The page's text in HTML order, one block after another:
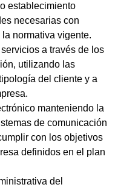
establecimiento
necesarias con
normativa vigente.
a través de los
utilizando las
del cliente y a
manteniendo la
de comunicación
con los objetivos
definidos en el plan
del